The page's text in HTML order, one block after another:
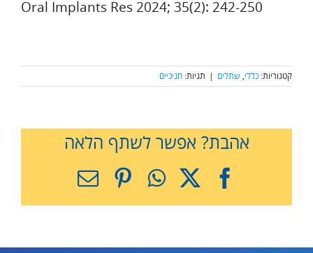
Oral Implants Res 2024; 35(2): 242-250
קטגוריות: כללי, שתלים | תגיות: חניכיים
אהבת? אפשר לשתף הלאה
Facebook
X
WhatsApp
Pinterest
כתובת